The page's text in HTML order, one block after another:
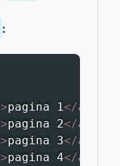
:
>pagina 1</a
>pagina 2</a
>pagina 3</a
>pagina 4</a